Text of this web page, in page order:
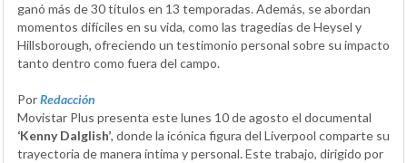
ganó más de 30 títulos en 13 temporadas. Además, se abordan
momentos difíciles en su vida, como las tragedias de Heysel y
Hillsborough, ofreciendo un testimonio personal sobre su impacto
tanto dentro como fuera del campo.
PorRedacción
Movistar Plus presenta este lunes 10 de agosto el documental
‘Kenny Dalglish’, donde la icónica figura del Liverpool comparte su
trayectoria de manera íntima y personal. Este trabajo, dirigido por